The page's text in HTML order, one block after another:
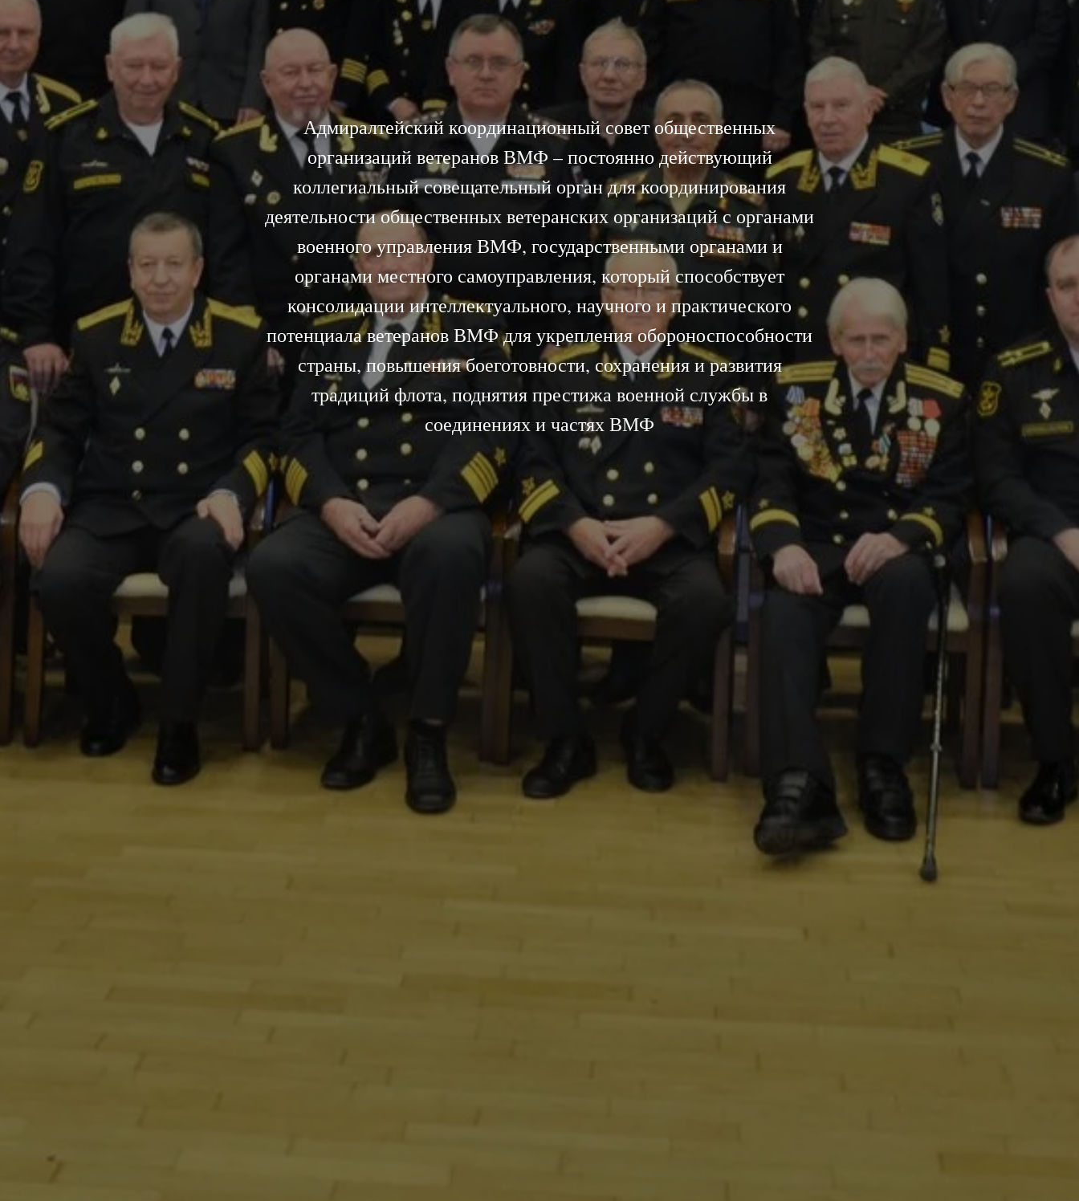
Адмиралтейский координационный совет общественных
организаций ветеранов ВМФ – постоянно действующий
коллегиальный совещательный орган для координирования
деятельности общественных ветеранских организаций с органами
военного управления ВМФ, государственными органами и
органами местного самоуправления, который способствует
консолидации интеллектуального, научного и практического
потенциала ветеранов ВМФ для укрепления обороноспособности
страны, повышения боеготовности, сохранения и развития
традиций флота, поднятия престижа военной службы в
соединениях и частях ВМФ